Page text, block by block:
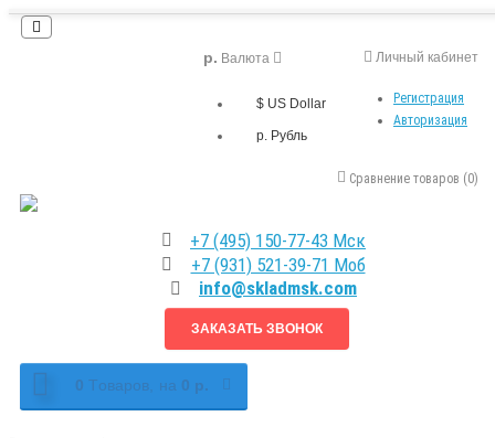
Личный кабинет
Регистрация
Авторизация
р. Валюта
$ US Dollar
р. Рубль
Сравнение товаров (0)
+7 (495) 150-77-43 Мск
+7 (931) 521-39-71 Моб
info@skladmsk.com
ЗАКАЗАТЬ ЗВОНОК
0 Tоваров, на 0 р.